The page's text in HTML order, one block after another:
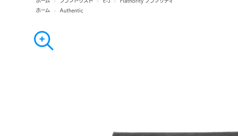
ホーム
> Authentic